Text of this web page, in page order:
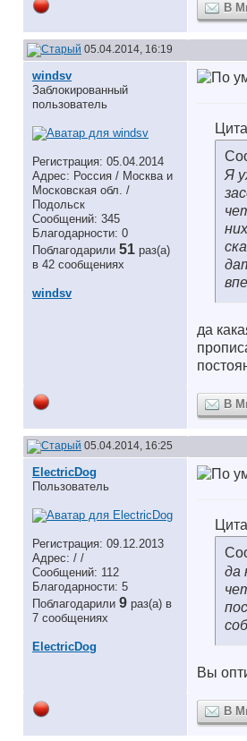
В
05.04.2014, 16:19
windsv
Заблокированный
пользователь
Регистрация: 05.04.2014
Адрес: Россия / Москва и
Московская обл. /
Подольск
Сообщений: 345
Благодарности: 0
Поблагодарили 51 раз(а)
в 42 сообщениях
windsv
Я
да
В
05.04.2014, 16:25
ElectricDog
Пользователь
Регистрация: 09.12.2013
Адрес: / /
Сообщений: 112
Благодарности: 5
Поблагодарили 9 раз(а) в
7 сообщениях
ElectricDog
да
Вы
В